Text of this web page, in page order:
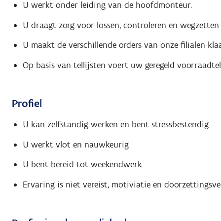
U werkt onder leiding van de hoofdmonteur.
U draagt zorg voor lossen, controleren en
U maakt de verschillende orders van onze filialen
Op basis van tellijsten voert uw geregeld
Profiel
U kan zelfstandig werken en bent stressbestendig.
U werkt vlot en nauwkeurig
U bent bereid tot weekendwerk
Ervaring is niet vereist, motiviatie en